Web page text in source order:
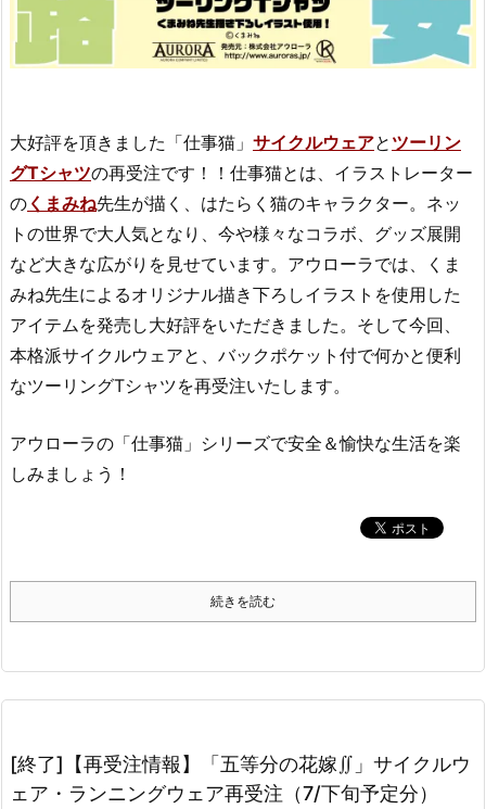
大好評を頂きました「仕事猫」 サイクルウェアと ツーリン
グTシャツの再受注です！！仕事猫とは、イラストレーター
の くまみね先生が描く、はたらく猫のキャラクター。ネッ
トの世界で大人気となり、今や様々なコラボ、グッズ展開
など大きな広がりを見せています。アウローラでは、くま
みね先生によるオリジナル描き下ろしイラストを使用した
アイテムを発売し大好評をいただきました。そして今回、
本格派サイクルウェアと、バックポケット付で何かと便利
なツーリングTシャツを再受注いたします。
アウローラの「仕事猫」シリーズで安全＆愉快な生活を楽
しみましょう！
続きを読む
[終了]【再受注情報】「五等分の花嫁∬」サイクルウ
ェア・ランニングウェア再受注（7/下旬予定分）